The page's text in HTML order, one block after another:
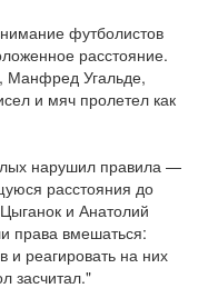
футболистов
расстояние.
Манфред Угальде,
и мяч пролетел как
нарушил правила —
расстояния до
и Анатолий
права вмешаться:
и реагировать на них
засчитал."